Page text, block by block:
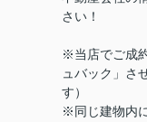
さい！
※当店でご成
ュバック」さ
す）
※同じ建物内